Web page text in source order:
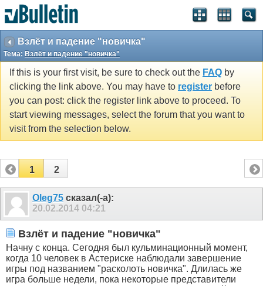
Взлёт и падение "новичка"
Тема: Взлёт и падение "новичка"
If this is your first visit, be sure to check out the FAQ by
clicking the link above. You may have to register before
you can post: click the register link above to proceed. To
start viewing messages, select the forum that you want to
visit from the selection below.
1 2
Olеg75 сказал(-а):
20.02.2014 04:21
Взлёт и падение "новичка"
Начну с конца. Сегодня был кульминационный момент,
когда 10 человек в Астериске наблюдали завершение
игры под названием "расколоть новичка". Длилась же
игра больше недели, пока некоторые представители